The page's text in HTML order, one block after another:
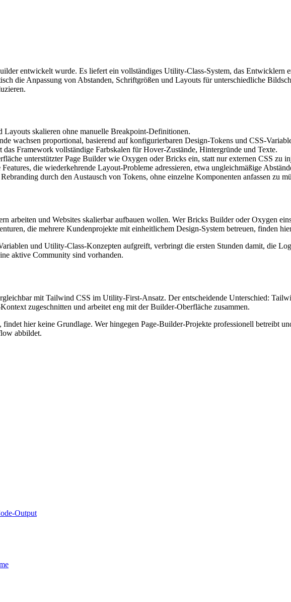
entwickelt wurde. Es liefert ein vollständiges Utility-Class-System, das Entwicklern
die Anpassung von Abstanden, Schriftgrößen und Layouts für unterschiedliche
Layouts skalieren ohne manuelle Breakpoint-Definitionen.
wachsen proportional, basierend auf konfigurierbaren Design-Tokens und CSS-
das Framework vollständige Farbskalen für Hover-Zustände, Hintergründe und Texte.
unterstützter Page Builder wie Oxygen oder Bricks ein, statt nur externen CSS zu
die wiederkehrende Layout-Probleme adressieren, etwa ungleichmäßige
durch den Austausch von Tokens, ohne einzelne Komponenten anfassen zu
arbeiten und Websites skalierbar aufbauen wollen. Wer Bricks Builder oder Oxygen
die mehrere Kundenprojekte mit einheitlichem Design-System betreuen, finden
und Utility-Class-Konzepten aufgreift, verbringt die ersten Stunden damit, die
aktive Community sind vorhanden.
mit Tailwind CSS im Utility-First-Ansatz. Der entscheidende Unterschied:
zugeschnitten und arbeitet eng mit der Builder-Oberfläche zusammen.
hier keine Grundlage. Wer hingegen Page-Builder-Projekte professionell betreibt
abbildet.
Output